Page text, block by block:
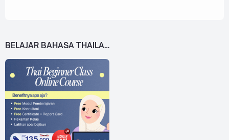
BELAJAR BAHASA THAILAND DARI 0!